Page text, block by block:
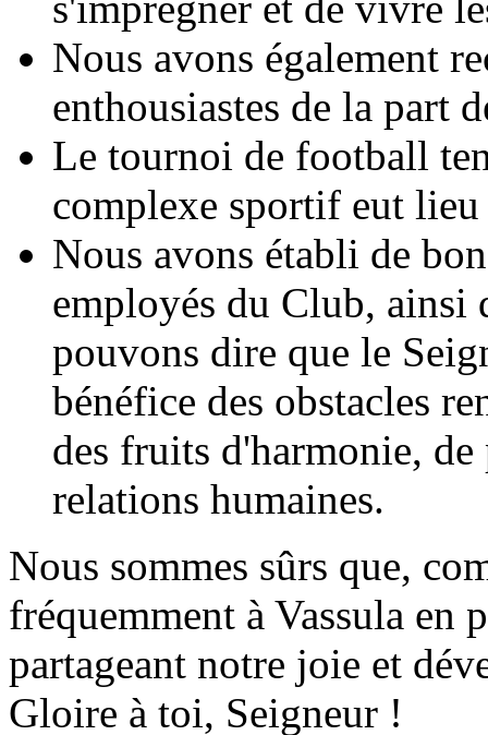
Nous avons également
enthousiastes de la part
Le tournoi de football
complexe sportif eut
Nous avons établi de
employés du Club, ainsi
pouvons dire que le
bénéfice des obstacles
des fruits d'harmonie,
relations humaines.
Nous sommes sûrs que,
fréquemment à Vassula en
partageant notre joie et
Gloire à toi, Seigneur !